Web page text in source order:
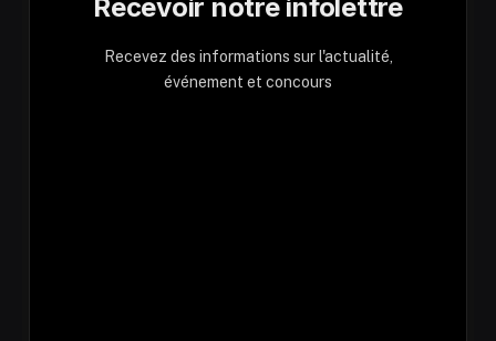
Recevoir notre infolettre
Recevez des informations sur l'actualité,
événement et concours